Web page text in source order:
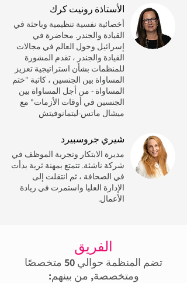
الأستاذة رونيت كرك
أخصائية نفسية تنظيمية وباحثة في
القيادة والجندر. محاضرة في
إسرائيل وحول العالم في مجالات
القيادة والجندر ، تقدم المشورة
للمنظمات بشأن استراتيجية تعزيز
المساواة بين الجنسين ، كاتبة "ختم
المساواة - من أجل المساواة بين
الجنسين في أوقات الأزمات" مع
ميشال ماتس-ليتمانوفيتش
شيري جروسبيرد
مديرة الابتكار وتجربة الموظف في
شركة ناشئة. تتمتع بمهنة ثرية بدأت
في الصحافة ، ثم انتقلت إلى
الإدارة العليا واستمرت في ريادة
الأعمال.
الفريق
تضم المنظمة حوالي 50 متخصصًا
ومتخصصة, من بينهم: